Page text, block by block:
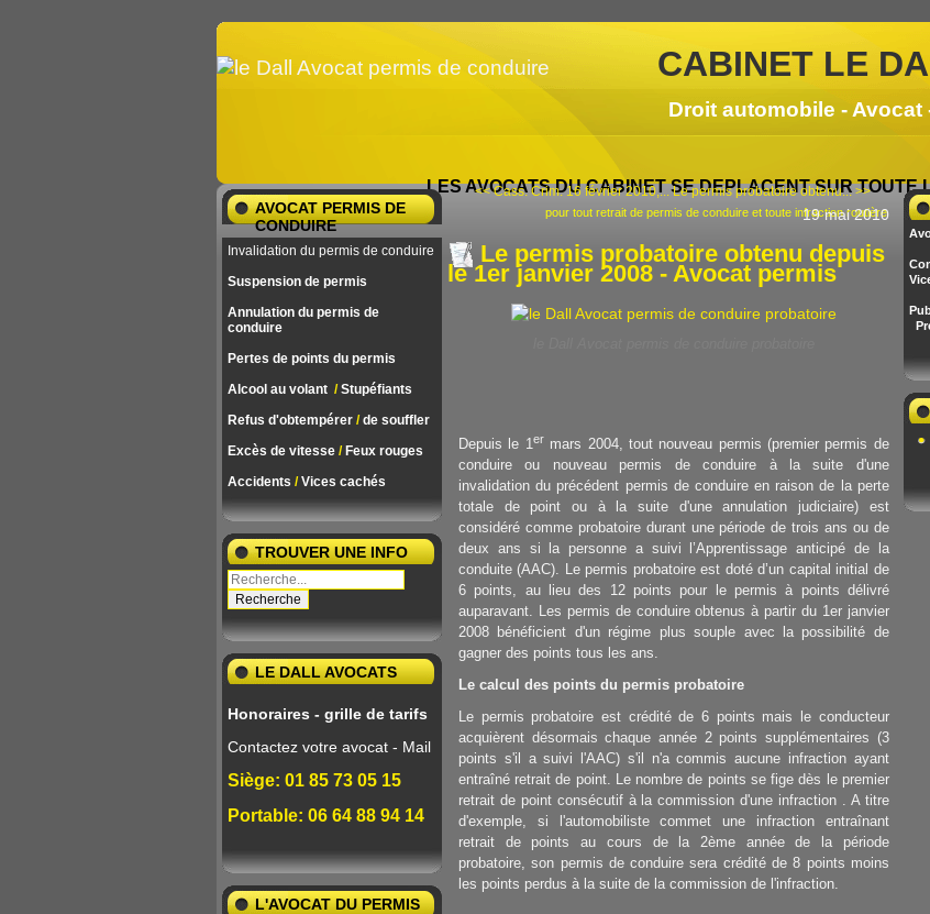
CABINET LE
Droit automobile -
LES AVOCATS DU CABINET SE DEPLACENT SUR TOUTE
pour tout retrait de permis de conduire et toute infraction routière
AVOCAT PERMIS DE
CONDUIRE
Invalidation du permis de conduire
Suspension de permis
Annulation du permis de
conduire
Pertes de points du permis
Alcool au volant /Stupéfiants
Refus d'obtempérer /de souffler
Excès de vitesse / Feux rouges
Accidents /Vices cachés
TROUVER UNE INFO
LE DALL AVOCATS
Honoraires - grille de tarifs
Contactez votre avocat - Mail
Siège: 01 85 73 05 15
Portable: 06 64 88 94 14
L'AVOCAT DU PERMIS
<< Cass. Crim. 16 février 2010,... Le permis probatoire obtenu... >>
19 mai 2010
Le permis probatoire obtenu depuis
le 1er janvier 2008 - Avocat permis
Depuis le 1er mars 2004, tout nouveau permis (premier permis de
conduire ou nouveau permis de conduire à la suite d'une
invalidation du précédent permis de conduire en raison de la perte
totale de point ou à la suite d'une annulation judiciaire) est
considéré comme probatoire durant une période de trois ans ou de
deux ans si la personne a suivi l’Apprentissage anticipé de la
conduite (AAC). Le permis probatoire est doté d’un capital initial de
6 points, au lieu des 12 points pour le permis à points délivré
auparavant. Les permis de conduire obtenus à partir du 1er janvier
2008 bénéficient d'un régime plus souple avec la possibilité de
gagner des points tous les ans.
Le calcul des points du permis probatoire
Le permis probatoire est crédité de 6 points mais le conducteur
acquièrent désormais chaque année 2 points supplémentaires (3
points s'il a suivi l'AAC) s'il n'a commis aucune infraction ayant
entraîné retrait de point. Le nombre de points se fige dès le premier
retrait de point consécutif à la commission d'une infraction . A titre
d'exemple, si l'automobiliste commet une infraction entraînant
retrait de points au cours de la 2ème année de la période
probatoire, son permis de conduire sera crédité de 8 points moins
les points perdus à la suite de la commission de l'infraction.